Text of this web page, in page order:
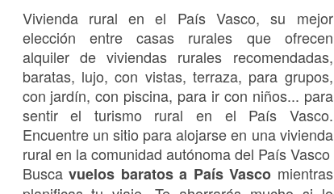
Vivienda rural en el País Vasco, su mejor
elección entre casas rurales que ofrecen
alquiler de viviendas rurales recomendadas,
baratas, lujo, con vistas, terraza, para grupos,
con jardín, con piscina, para ir con niños... para
sentir el turismo rural en el País Vasco.
Encuentre un sitio para alojarse en una vivienda
rural en la comunidad autónoma del País Vasco
Buscavuelos baratos a País Vasco mientras